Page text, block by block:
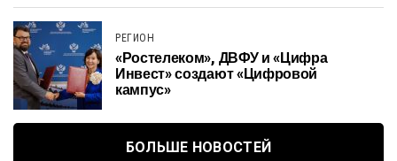
РЕГИОН
«Ростелеком», ДВФУ и «Цифра
Инвест» создают «Цифровой
кампус»
БОЛЬШЕ НОВОСТЕЙ